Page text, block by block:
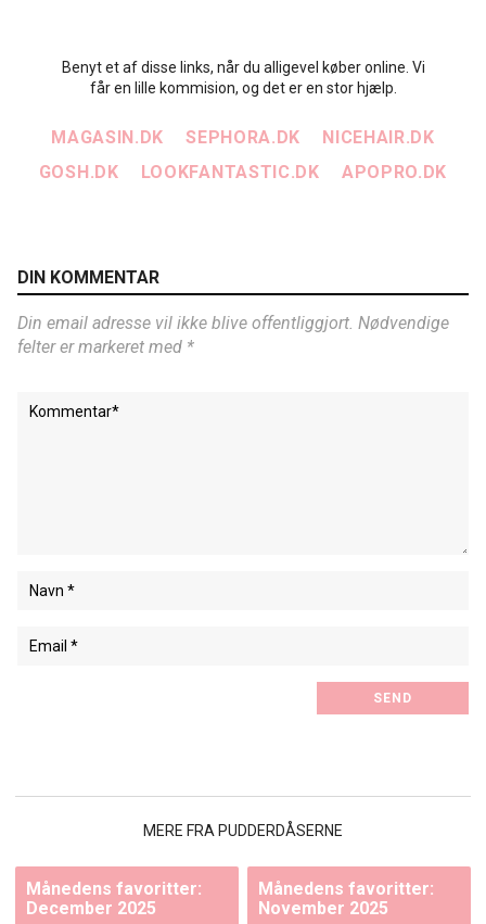
Benyt et af disse links, når du alligevel køber online. Vi
får en lille kommision, og det er en stor hjælp.
MAGASIN.DK SEPHORA.DK
NICEHAIR.DK
GOSH.DK
LOOKFANTASTIC.DK APOPRO.DK
DIN KOMMENTAR
Din email adresse vil ikke blive offentliggjort. Nødvendige
felter er markeret med *
MERE FRA PUDDERDÅSERNE
Månedens favoritter:
December 2025
Månedens favoritter:
November 2025